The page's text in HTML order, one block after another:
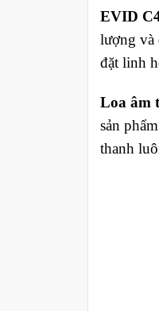
EVID
lượng và
đặt linh
Loa âm
sản
thanh